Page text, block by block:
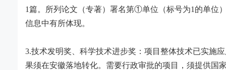
1篇。所列论文（专著）署名第①单位（标号为1 的单位
信息中有所体现。
3.技术发明奖、科学技术进步奖：项目整体技术已实施
果须在安徽落地转化。需要行政审批的项目，须提供国